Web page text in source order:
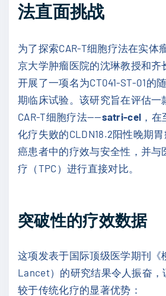
法直面挑战
为了探索CAR-T细胞疗法在实体
京大学肿瘤医院的沈琳教授和齐
开展了一项名为CT041-ST-01的
期临床试验。该研究旨在评估一
CAR-T细胞疗法——satri-cel ，
化疗失败的CLDN18.2阳性晚期
癌患者中的疗效与安全性，并与
疗（TPC）进行直接对比。
突破性的疗效数据
这项发表于国际顶级医学期刊《
Lancet）的研究结果令人振奋
较于传统化疗的显著优势：